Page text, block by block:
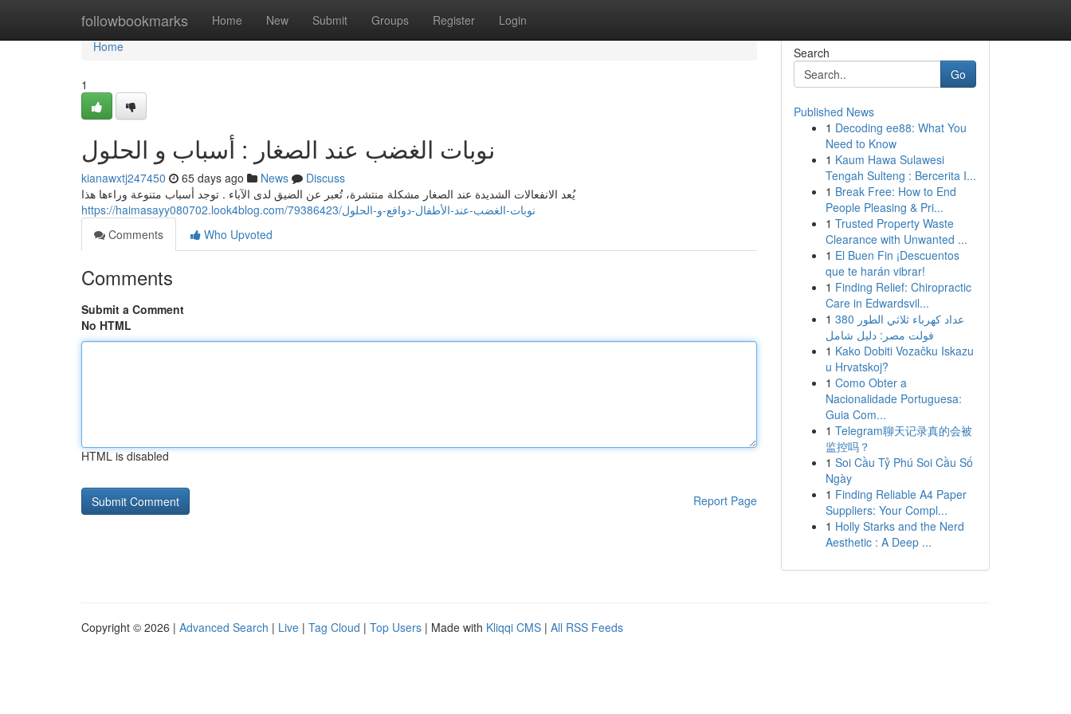
followbookmarks Home New Submit Groups Register Login
Home
Home
1
نوبات الغضب عند الصغار : أسباب و الحلول
kianawxtj247450 65 days ago News
Discuss
يُعد الانفعالات الشديدة عند الصغار مشكلة منتشرة، تُعبر عن الضيق لدى الآباء . توجد أسباب متنوعة وراءها هذا
https://haimasayy080702.look4blog.com/79386423/نوبات-الغضب-عند-الأطفال-دوافع-و-الحلول
Comments
Who Upvoted
Comments
Submit a Comment
No HTML
HTML is disabled
Report Page
Search
Go
Published News
1 Decoding ee88: What You
Need to Know
1 Kaum Hawa Sulawesi
Tengah Sulteng : Bercerita I...
1 Break Free: How to End
People Pleasing & Pri...
1 Trusted Property Waste
Clearance with Unwanted ...
1 El Buen Fin ¡Descuentos
que te harán vibrar!
1 Finding Relief: Chiropractic
Care in Edwardsvil...
1 عداد كهرباء ثلاثي الطور 380
فولت مصر: دليل شامل
1 Kako Dobiti Vozačku Iskazu
u Hrvatskoj?
1 Como Obter a
Nacionalidade Portuguesa:
Guia Com...
1 Telegram聊天记录真的会被
监控吗？
1 Soi Cầu Tỷ Phú Soi Cầu Số
Ngày
1 Finding Reliable A4 Paper
Suppliers: Your Compl...
1 Holly Starks and the Nerd
Aesthetic : A Deep ...
Copyright © 2026 | Advanced Search | Live | Tag Cloud | Top Users | Made with Kliqqi CMS | All RSS Feeds